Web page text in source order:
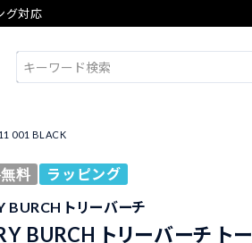
グ対応
001 BLACK
料
ラッピング
BURCH トリーバーチ
BURCH トリーバーチ ト